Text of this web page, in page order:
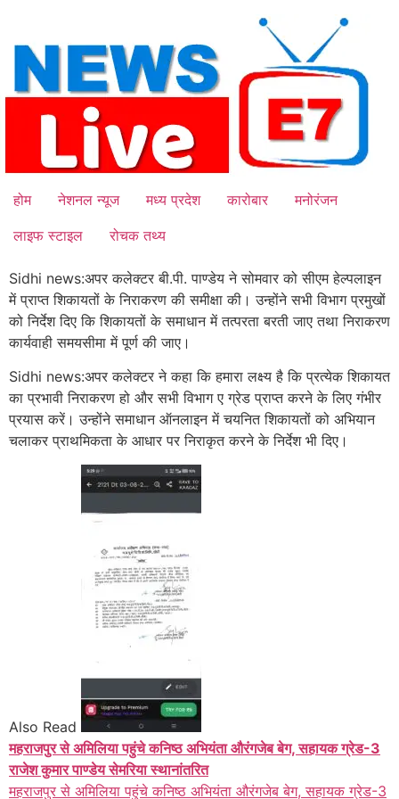
content
होम नेशनल न्यूज मध्य प्रदेश कारोबार
मनोरंजन
लाइफ स्टाइल
रोचक तथ्य
Sidhi news:अपर कलेक्टर बी.पी. पाण्डेय ने सोमवार को सीएम हेल्पलाइन
में प्राप्त शिकायतों के निराकरण की समीक्षा की। उन्होंने सभी विभाग प्रमुखों
को निर्देश दिए कि शिकायतों के समाधान में तत्परता बरती जाए तथा निराकरण
कार्यवाही समयसीमा में पूर्ण की जाए।
Sidhi news:अपर कलेक्टर ने कहा कि हमारा लक्ष्य है कि प्रत्येक शिकायत
का प्रभावी निराकरण हो और सभी विभाग ए ग्रेड प्राप्त करने के लिए गंभीर
प्रयास करें। उन्होंने समाधान ऑनलाइन में चयनित शिकायतों को अभियान
चलाकर प्राथमिकता के आधार पर निराकृत करने के निर्देश भी दिए।
Also Read
महराजपुर से अमिलिया पहुंचे कनिष्ठ अभियंता औरंगजेब बेग, सहायक ग्रेड-3
राजेश कुमार पाण्डेय सेमरिया स्थानांतरित
महराजपुर से अमिलिया पहुंचे कनिष्ठ अभियंता औरंगजेब बेग, सहायक ग्रेड-3